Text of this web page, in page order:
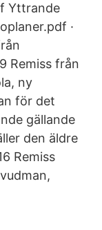
Yttrande
·
Remiss från
ny
för det
gällande
den äldre
Remiss